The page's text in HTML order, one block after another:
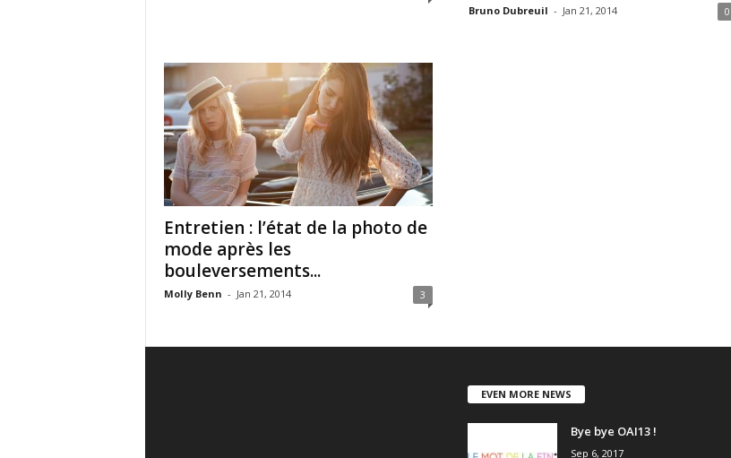
Bruno Dubreuil - Jan 21, 2014 0
Entretien : l’état de la photo de
mode après les
bouleversements...
Molly Benn - Jan 21, 2014 3
EVEN MORE NEWS
Bye bye OAI13 !
Sep 6, 2017